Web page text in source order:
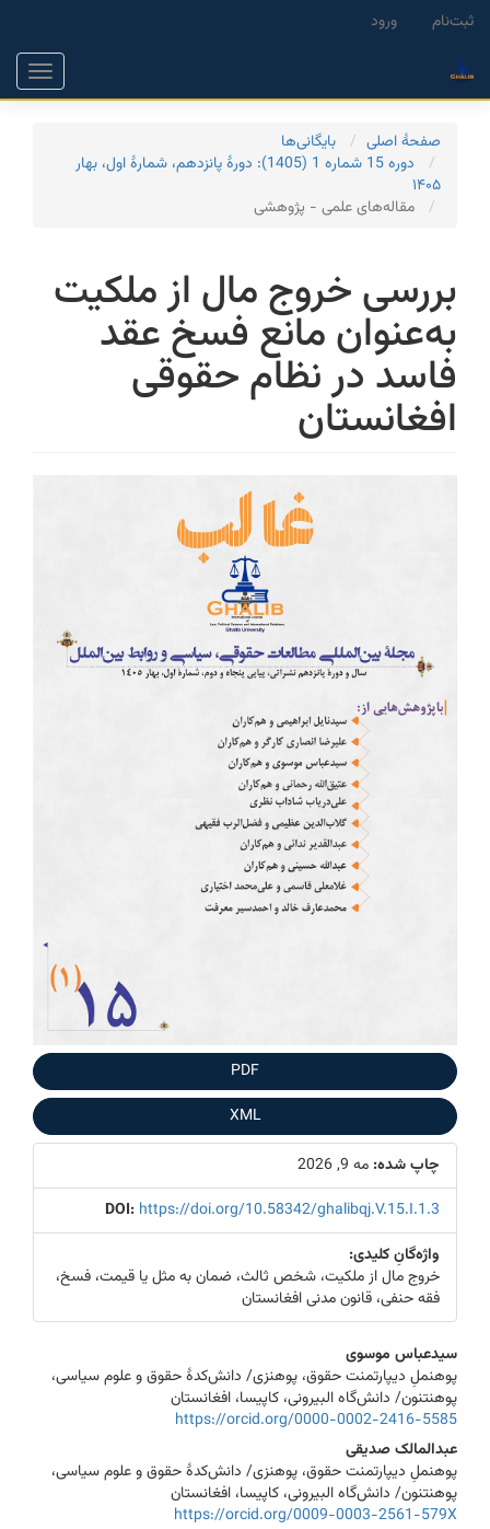
Main
Navigation
Sidebar
ثبت‌نام ورود
صفحۀ اصلی
بایگانی‌ها
دوره 15 شماره 1 (1405): دورۀ پانزدهم، شمارۀ اول، بهار
۱۴۰۵
مقاله‌های علمی - پژوهشی
بررسی خروج مال از ملکیت
به‌عنوان مانع فسخ عقد
فاسد در نظام حقوقی
افغانستان
Article
PDF
XML
چاپ شده: مه 9, 2026
DOI: https://doi.org/10.58342/ghalibqj.V.15.I.1.3
واژه‌گانِ کلیدی:
خروج مال از ملکیت، شخص ثالث، ضمان به مثل یا قیمت، فسخ،
فقه حنفی، قانون مدنی افغانستان
Main
Article
Content
سیدعباس موسوی
پوهنملِ دیپارتمنت حقوق، پوهنزی/ دانش‌کدۀ حقوق و علوم سیاسی،
پوهنتنون/ دانش‌گاه البیرونی، کاپیسا، افغانستان
https://orcid.org/0000-0002-2416-5585
عبدالمالک صدیقی
پوهنملِ دیپارتمنت حقوق، پوهنزی/ دانش‌کدۀ حقوق و علوم سیاسی،
پوهنتنون/ دانش‌گاه البیرونی، کاپیسا، افغانستان
https://orcid.org/0009-0003-2561-579X